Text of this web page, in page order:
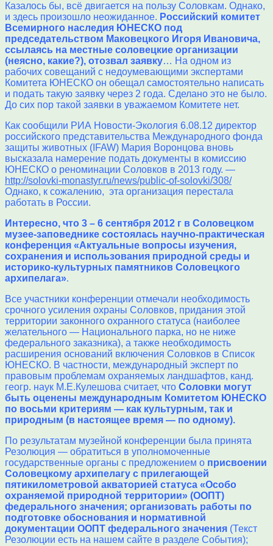
Казалось бы, всё двигается на пользу Соловкам. Однако,
и здесь произошло неожиданное. Российский комитет
Всемирного наследия ЮНЕСКО под
председательством Маковецкого Игоря Ивановича,
ссылаясь на местные соловецкие организации
(неясно, какие?), отозвал заявку… На одном из
рабочих совещаний с недоумевающими экспертами
Комитета ЮНЕСКО он обещал самостоятельно написать
и подать такую заявку через 2 года. Сделано это не было.
До сих пор такой заявки в уважаемом Комитете нет.
Как сообщили РИА Новости-Экология 6.08.12 директор
российского представительства Международного фонда
защиты животных (IFAW) Мария Воронцова вновь
высказала намерение подать документы в комиссию
ЮНЕСКО о реноминации Соловков в 2013 году. —
http://solovki-monastyr.ru/news/public-of-solovki/308/
Однако, к сожалению, эта организация перестала
работать в России.
Интересно, что 3 – 6 сентября 2012 г в Соловецком
музее-заповеднике состоялась научно-практическая
конференция «Актуальные вопросы изучения,
сохранения и использования природной среды и
историко-культурных памятников Соловецкого
архипелага».
Все участники конференции отмечали необходимость
срочного усиления охраны Соловков, придания этой
территории законного охранного статуса (наиболее
желательного — Национального парка, но не ниже
федерального заказника), а также необходимость
расширения оснований включения Соловков в Список
ЮНЕСКО. В частности, международный эксперт по
правовым проблемам охраняемых ландшафтов, канд.
геогр. наук М.Е.Кулешова считает, что Соловки могут
быть оценены международным Комитетом ЮНЕСКО
по восьми критериям — как культурным, так и
природным (в настоящее время — по одному).
По результатам музейной конференции была принята
Резолюция — обратиться в уполномоченные
государственные органы с предложением о присвоении
Соловецкому архипелагу с прилегающей
пятикилометровой акваторией статуса «Особо
охраняемой природной территории» (ООПТ)
федерального значения; организовать работы по
подготовке обоснования и нормативной
документации ООПТ федерального значения (Текст
Резолюции есть на нашем сайте в разделе События);